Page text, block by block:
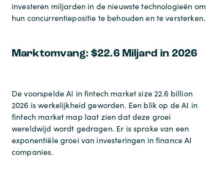
investeren miljarden in de nieuwste technologieën om
hun concurrentiepositie te behouden en te versterken.
Marktomvang: $22.6 Miljard in 2026
De voorspelde AI in fintech market size 22.6 billion
2026 is werkelijkheid geworden. Een blik op de AI in
fintech market map laat zien dat deze groei
wereldwijd wordt gedragen. Er is sprake van een
exponentiële groei van investeringen in finance AI
companies.